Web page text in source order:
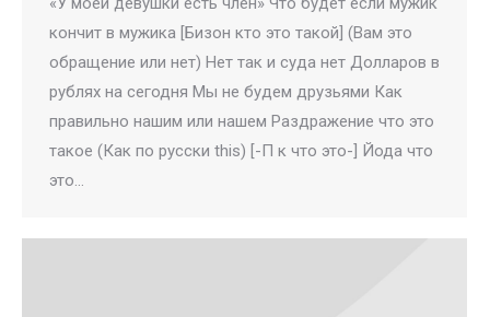
кончит в мужика [Бизон кто это такой] (Вам это
обращение или нет) Нет так и суда нет Долларов в
рублях на сегодня Мы не будем друзьями Как
правильно нашим или нашем Раздражение что это
такое (Как по русски this) [-П к что это-] Йода что
это…